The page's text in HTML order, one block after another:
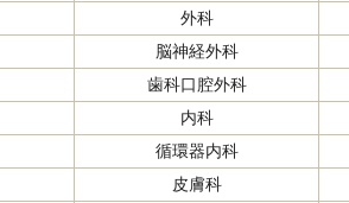
外科
脳神経外科
歯科口腔外科
内科
循環器内科
皮膚科